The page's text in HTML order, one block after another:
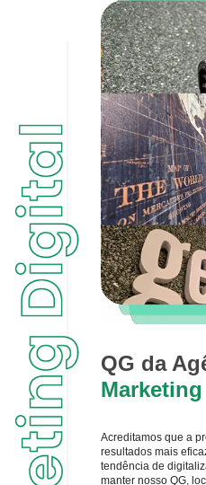
QG da
Marketing
Acreditamos que a
resultados mais
tendência de
manter nosso QG,